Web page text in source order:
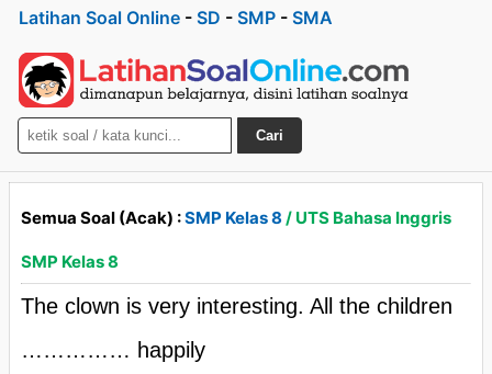
Latihan Soal Online - SD - SMP - SMA
Cari
Semua Soal (Acak) :SMP Kelas 8 / UTS Bahasa Inggris
SMP Kelas 8
The clown is very interesting. All the children
…………… happily